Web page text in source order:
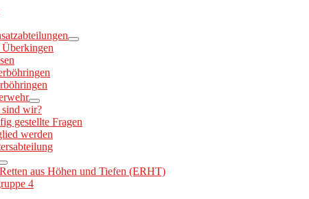
sind wir?
gestellte Fragen
werden
aus Höhen und Tiefen (ERHT)
4